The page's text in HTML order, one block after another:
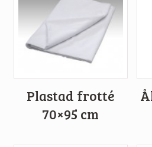
Plastad frotté
70×95 cm